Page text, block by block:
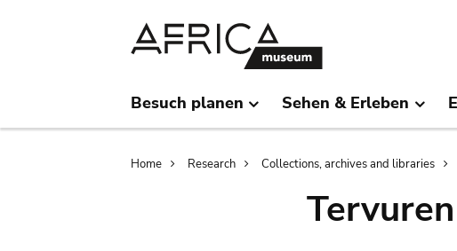
Besuch planen Sehen & Erleben
Breadcrumb
Home Research Collections, archives and libraries